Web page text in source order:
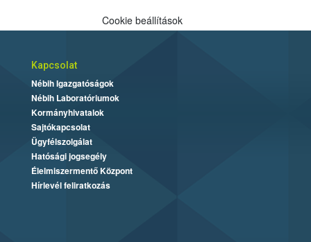
Cookie beállítások
Kapcsolat
Nébih Igazgatóságok
Nébih Laboratóriumok
Kormányhivatalok
Sajtókapcsolat
Ügyfélszolgálat
Hatósági jogsegély
Élelmiszermentő Központ
Hírlevél feliratkozás